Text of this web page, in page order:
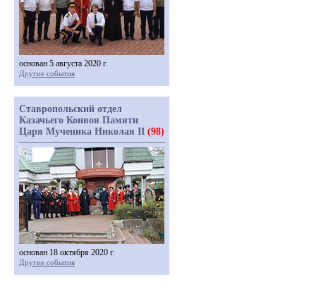
основан 5 августа 2020 г.
Другие события
Ставропольский отдел
Казачьего Конвоя Памяти
Царя Мученика Николая II (98)
основан 18 октября 2020 г.
Другие события